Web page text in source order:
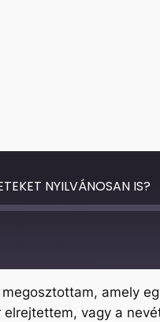
NYILVÁNOSAN IS?
amely
vagy a